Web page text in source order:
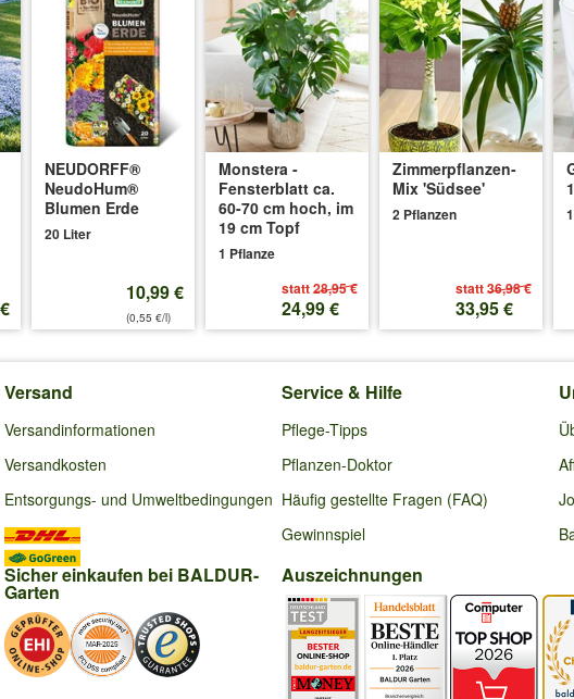
NEUDORFF®
NeudoHum®
Blumen Erde
20 Liter
10,99 €
(0,55 €/l)
Monstera -
Fensterblatt ca.
60-70 cm hoch, im
19 cm Topf
1 Pflanze
statt28,95 €
24,99 €
Zimmerpflanzen-
Mix 'Südsee'
2 Pflanzen
statt36,98 €
33,95 €
Versand
Versandinformationen
Versandkosten
Entsorgungs- und Umweltbedingungen
Service & Hilfe
Pflege-Tipps
Pflanzen-Doktor
Häufig gestellte Fragen (FAQ)
Gewinnspiel
Sicher einkaufen bei BALDUR-
Garten
Auszeichnungen